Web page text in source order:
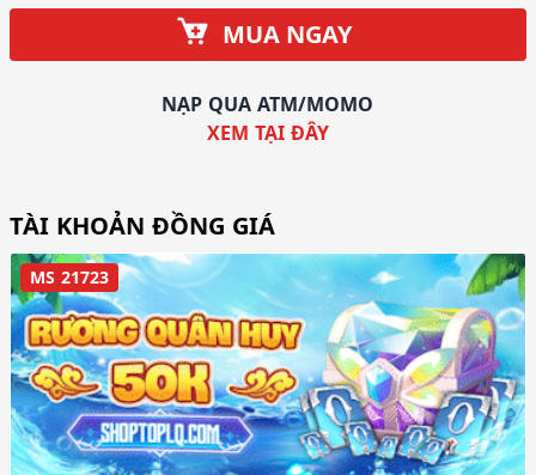
MUA NGAY
NẠP QUA ATM/MOMO
XEM TẠI ĐÂY
TÀI KHOẢN ĐỒNG GIÁ
MS 21723